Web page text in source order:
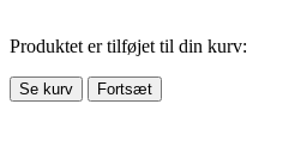
Produktet er tilføjet til din kurv:
Se kurv Fortsæt